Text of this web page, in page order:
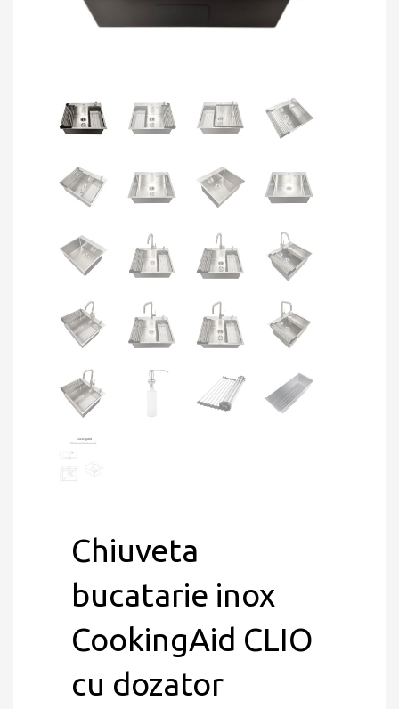
Chiuveta
bucatarie inox
CookingAid CLIO
cu dozator